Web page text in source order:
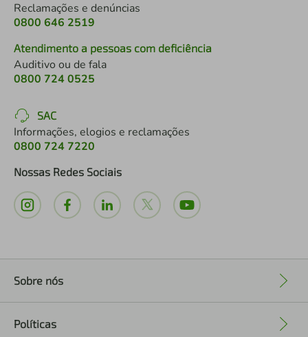
Reclamações e denúncias
0800 646 2519
Atendimento a pessoas com deficiência
Auditivo ou de fala
0800 724 0525
SAC
Informações, elogios e reclamações
0800 724 7220
Nossas Redes Sociais
Sobre nós
Políticas